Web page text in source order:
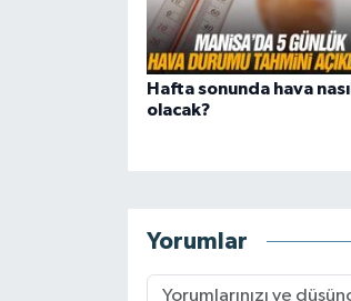
Hafta sonunda hava nasıl
olacak?
Yorumlar